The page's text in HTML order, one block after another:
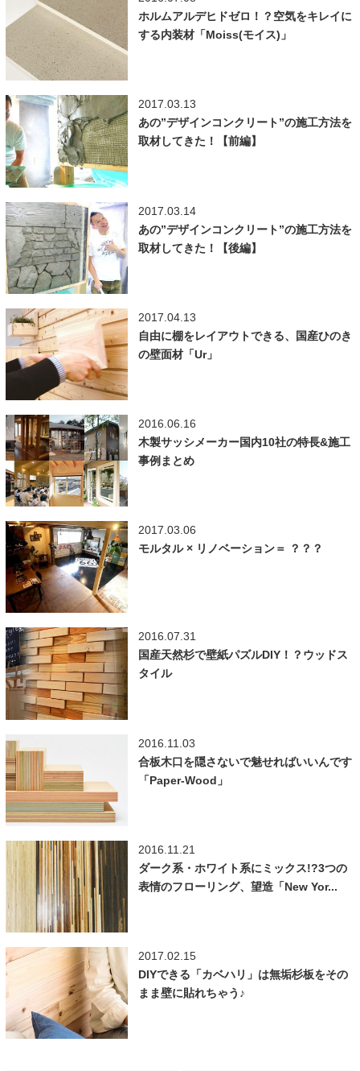
ホルムアルデヒドゼロ！？空気をキレイに
する内装材「Moiss(モイス)」
2017.03.13
あの”デザインコンクリート”の施工方法を
取材してきた！【前編】
2017.03.14
あの”デザインコンクリート”の施工方法を
取材してきた！【後編】
2017.04.13
自由に棚をレイアウトできる、国産ひのき
の壁面材「Ur」
2016.06.16
木製サッシメーカー国内10社の特長&施工
事例まとめ
2017.03.06
モルタル × リノベーション＝ ？？？
2016.07.31
国産天然杉で壁紙パズルDIY！？ウッドス
タイル
2016.11.03
合板木口を隠さないで魅せればいいんです
「Paper-Wood」
2016.11.21
ダーク系・ホワイト系にミックス!?3つの
表情のフローリング、望造「New Yor...
2017.02.15
DIYできる「カベハリ」は無垢杉板をその
まま壁に貼れちゃう♪